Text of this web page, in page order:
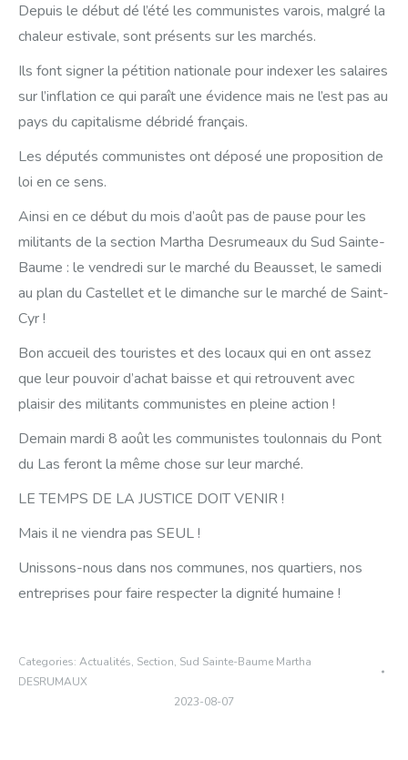
Depuis le début dé l’été les communistes varois, malgré la
chaleur estivale, sont présents sur les marchés.
Ils font signer la pétition nationale pour indexer les salaires
sur l’inflation ce qui paraît une évidence mais ne l’est pas au
pays du capitalisme débridé français.
Les députés communistes ont déposé une proposition de
loi en ce sens.
Ainsi en ce début du mois d’août pas de pause pour les
militants de la section Martha Desrumeaux du Sud Sainte-
Baume : le vendredi sur le marché du Beausset, le samedi
au plan du Castellet et le dimanche sur le marché de Saint-
Cyr !
Bon accueil des touristes et des locaux qui en ont assez
que leur pouvoir d’achat baisse et qui retrouvent avec
plaisir des militants communistes en pleine action !
Demain mardi 8 août les communistes toulonnais du Pont
du Las feront la même chose sur leur marché.
LE TEMPS DE LA JUSTICE DOIT VENIR !
Mais il ne viendra pas SEUL !
Unissons-nous dans nos communes, nos quartiers, nos
entreprises pour faire respecter la dignité humaine !
Categories: Actualités, Section, Sud Sainte-Baume Martha
DESRUMAUX
2023-08-07